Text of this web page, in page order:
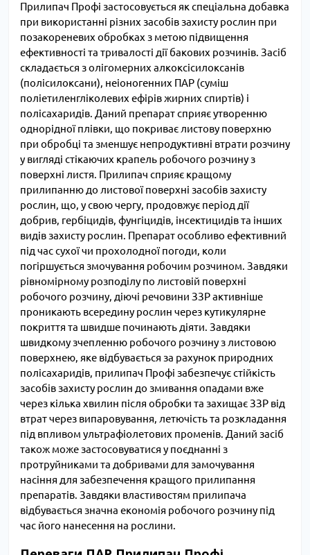
Прилипач Профі застосовується як спеціальна добавка
при використанні різних засобів захисту рослин при
позакореневих обробках з метою підвищення
ефективності та тривалості дії бакових розчинів. Засіб
складається з олігомерних алкоксісилоксанів
(полісилоксани), неіоногенних ПАР (суміш
поліетиленгліколевих ефірів жирних спиртів) і
полісахаридів. Даний препарат сприяє утворенню
однорідної плівки, що покриває листову поверхню
при обробці та зменшує непродуктивні втрати розчину
у вигляді стікаючих крапель робочого розчину з
поверхні листя. Прилипач сприяє кращому
прилипанню до листової поверхні засобів захисту
рослин, що, у свою чергу, продовжує період дії
добрив, гербіцидів, фунгіцидів, інсектицидів та інших
видів захисту рослин. Препарат особливо ефективний
під час сухої чи прохолодної погоди, коли
погіршується змочування робочим розчином. Завдяки
рівномірному розподілу по листовій поверхні
робочого розчину, діючі речовини ЗЗР активніше
проникають всередину рослин через кутикулярне
покриття та швидше починають діяти. Завдяки
швидкому зчепленню робочого розчину з листовою
поверхнею, яке відбувається за рахунок природних
полісахаридів, прилипач Профі забезпечує стійкість
засобів захисту рослин до змивання опадами вже
через кілька хвилин після обробки та захищає ЗЗР від
втрат через випаровування, летючість та розкладання
під впливом ультрафіолетових променів. Даний засіб
також може застосовуватися у поєднанні з
протруйниками та добривами для замочування
насіння для забезпечення кращого прилипання
препаратів. Завдяки властивостям прилипача
відбувається значна економія робочого розчину під
час його нанесення на рослини.